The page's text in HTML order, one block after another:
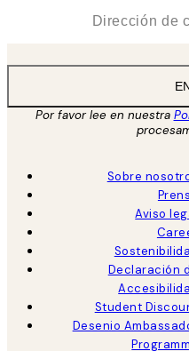
Por favor lee en nuestra
Sobre
Aviso
Declaración
Student
Desenio